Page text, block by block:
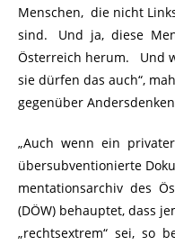
Menschen, die nicht
sind. Und ja, diese
Österreich herum. Und
sie dürfen das auch“,
gegenüber
„Auch wenn ein
übersubventionierte
mentationsarchiv des
(DÖW) behauptet, dass
„rechtsextrem“ sei, so